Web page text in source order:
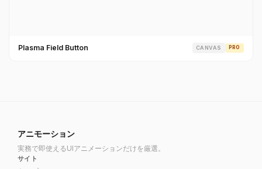
Plasma Field Button CANVAS PRO
アニモーション
実務で即使えるUIアニメーションだけを厳選。
サイト